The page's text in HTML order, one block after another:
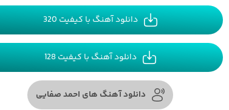
دانلود آهنگ با کیفیت 320
دانلود آهنگ با کیفیت 128
دانلود آهنگ های احمد صفایی